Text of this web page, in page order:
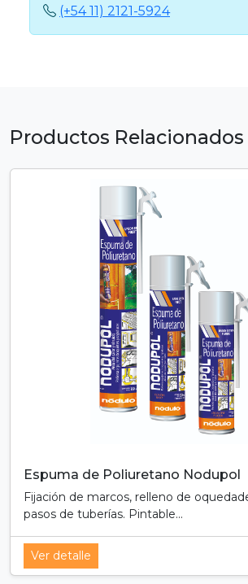
(+54 11) 2121-5924
Productos Relacionados
Espuma de Poliuretano Nodupol
Fijación de marcos, relleno de
pasos de tuberías. Pintable...
Ver detalle